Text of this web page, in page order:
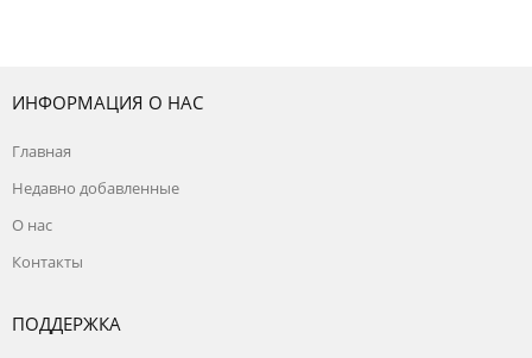
ИНФОРМАЦИЯ О НАС
Главная
Недавно добавленные
О нас
Контакты
ПОДДЕРЖКА